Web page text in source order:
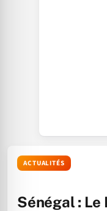
ACTUALITÉS
Sénégal :